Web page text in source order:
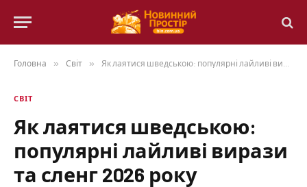
Головна » Світ » Як лаятися шведською: популярні лайливі вирази та сленг 2026 року
СВІТ
Як лаятися шведською:
популярні лайливі вирази
та сленг 2026 року